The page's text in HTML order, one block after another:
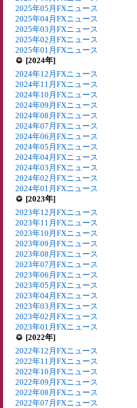
2025年05月FXニュース
2025年04月FXニュース
2025年03月FXニュース
2025年02月FXニュース
2025年01月FXニュース
[2024年]
2024年12月FXニュース
2024年11月FXニュース
2024年10月FXニュース
2024年09月FXニュース
2024年08月FXニュース
2024年07月FXニュース
2024年06月FXニュース
2024年05月FXニュース
2024年04月FXニュース
2024年03月FXニュース
2024年02月FXニュース
2024年01月FXニュース
[2023年]
2023年12月FXニュース
2023年11月FXニュース
2023年10月FXニュース
2023年09月FXニュース
2023年08月FXニュース
2023年07月FXニュース
2023年06月FXニュース
2023年05月FXニュース
2023年04月FXニュース
2023年03月FXニュース
2023年02月FXニュース
2023年01月FXニュース
[2022年]
2022年12月FXニュース
2022年11月FXニュース
2022年10月FXニュース
2022年09月FXニュース
2022年08月FXニュース
2022年07月FXニュース